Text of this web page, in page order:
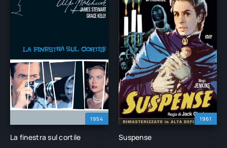
1954
La finestra sul cortile
1961
Suspense